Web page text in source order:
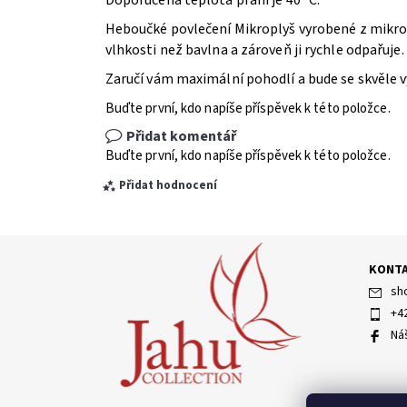
Heboučké povlečení Mikroplyš vyrobené z
vlhkosti než bavlna a zároveň ji rychle
Zaručí vám maximální pohodlí a bude se
Buďte první, kdo napíše příspěvek k této položce.
Přidat komentář
Buďte první, kdo napíše příspěvek k této položce.
Přidat hodnocení